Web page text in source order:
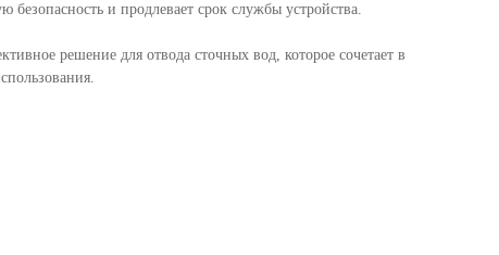
безопасность и продлевает срок службы устройства.
решение для отвода сточных вод, которое сочетает в